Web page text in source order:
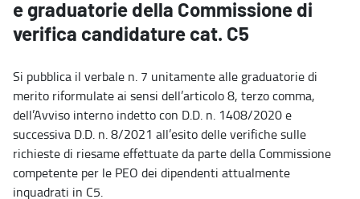
e graduatorie della Commissione di
verifica candidature cat. C5
Si pubblica il verbale n. 7 unitamente alle graduatorie di
merito riformulate ai sensi dell’articolo 8, terzo comma,
dell’Avviso interno indetto con D.D. n. 1408/2020 e
successiva D.D. n. 8/2021 all’esito delle verifiche sulle
richieste di riesame effettuate da parte della Commissione
competente per le PEO dei dipendenti attualmente
inquadrati in C5.